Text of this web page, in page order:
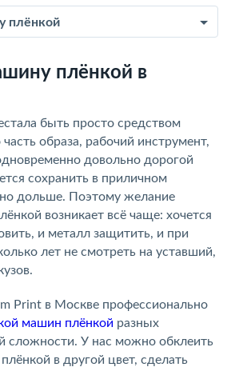
плёнкой
плёнкой в
быть просто средством
образа, рабочий инструмент,
довольно дорогой
сохранить в приличном
дольше. Поэтому желание
возникает всё чаще: хочется
и металл защитить, и при
лет не смотреть на уставший,
Print в Москве профессионально
машин плёнкой разных
сложности. У нас можно обклеить
в другой цвет, сделать